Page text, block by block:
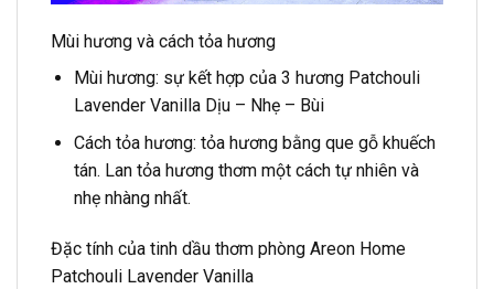
Mùi hương và cách tỏa hương
Mùi hương: sự kết hợp của 3 hương Patchouli
Lavender Vanilla Dịu – Nhẹ – Bùi
Cách tỏa hương: tỏa hương bằng que gỗ khuếch
tán. Lan tỏa hương thơm một cách tự nhiên và
nhẹ nhàng nhất.
Đặc tính của tinh dầu thơm phòng Areon Home
Patchouli Lavender Vanilla